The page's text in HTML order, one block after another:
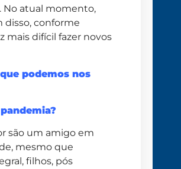
No atual momento,
disso, conforme
mais difícil fazer novos
podemos nos
são um amigo em
mesmo que
filhos, pós